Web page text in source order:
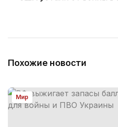
Похожие новости
Мир